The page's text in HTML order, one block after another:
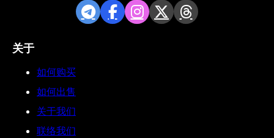
关于
如何购买
如何出售
关于我们
联络我们